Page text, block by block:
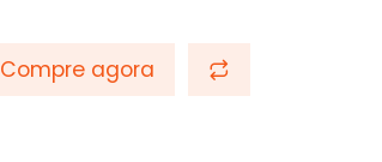
Compre agora